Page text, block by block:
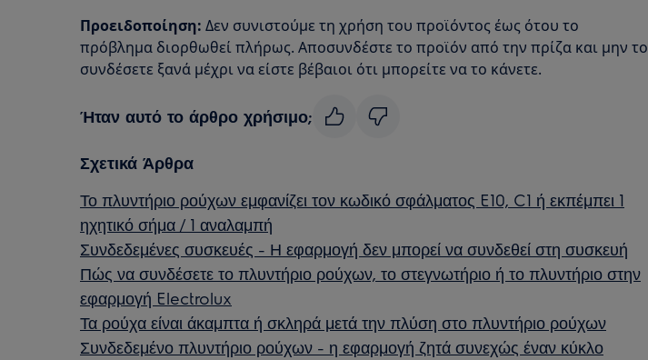
Προειδοποίηση: Δεν συνιστούμε τη χρήση του προϊόντος έως ότου το
πρόβλημα διορθωθεί πλήρως. Αποσυνδέστε το προϊόν από την πρίζα και μην το
συνδέσετε ξανά μέχρι να είστε βέβαιοι ότι μπορείτε να το κάνετε.
Ήταν αυτό το άρθρο χρήσιμο;
Σχετικά Άρθρα
Το πλυντήριο ρούχων εμφανίζει τον κωδικό σφάλματος E10, C1 ή εκπέμπει 1
ηχητικό σήμα / 1 αναλαμπή
Συνδεδεμένες συσκευές - Η εφαρμογή δεν μπορεί να συνδεθεί στη συσκευή
Πώς να συνδέσετε το πλυντήριο ρούχων, το στεγνωτήριο ή το πλυντήριο στην
εφαρμογή Electrolux
Τα ρούχα είναι άκαμπτα ή σκληρά μετά την πλύση στο πλυντήριο ρούχων
Συνδεδεμένο πλυντήριο ρούχων - η εφαρμογή ζητά συνεχώς έναν κύκλο